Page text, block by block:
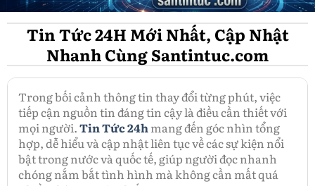
Tin Tức 24H Mới Nhất, Cập Nhật
Nhanh Cùng Santintuc.com
Trong bối cảnh thông tin thay đổi từng phút, việc
tiếp cận nguồn tin đáng tin cậy là điều cần thiết với
mọi người.Tin Tức 24hmang đến góc nhìn tổng
hợp, dễ hiểu và cập nhật liên tục về các sự kiện nổi
bật trong nước và quốc tế, giúp người đọc nhanh
chóng nắm bắt tình hình mà không cần mất quá